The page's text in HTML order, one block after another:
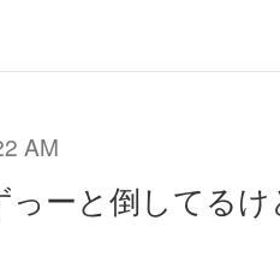
AM
っーと倒してる